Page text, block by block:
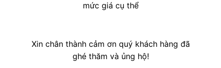
mức giá cụ thể
Xin chân thành cảm ơn quý khách hàng đã
ghé thăm và ủng hộ!